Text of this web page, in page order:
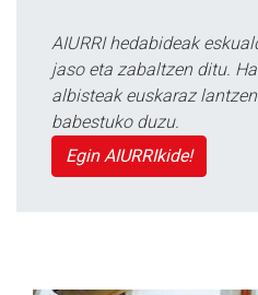
AIURRI hedabideak
jaso eta zabaltzen ditu.
albisteak euskaraz
babestuko duzu.
Egin AIURRIkide!